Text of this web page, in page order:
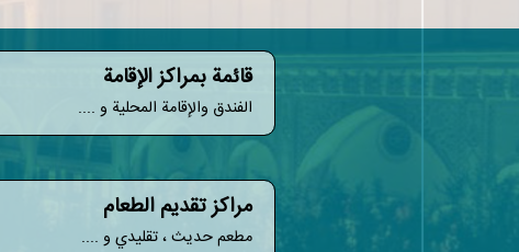
قائمة بمراكز الإقامة
الفندق والإقامة المحلية و ....
مراكز تقديم الطعام
مطعم حديث ، تقليدي و ....